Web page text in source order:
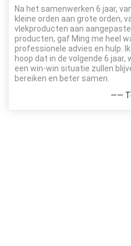
Na het samenwerken 6 jaar,
kleine orden aan grote orden,
vlekproducten aan aangepaste
producten, gaf Ming me heel
professionele advies en hulp. Ik
hoop dat in de volgende 6 jaar,
een win-win situatie zullen
bereiken en beter samen.
——